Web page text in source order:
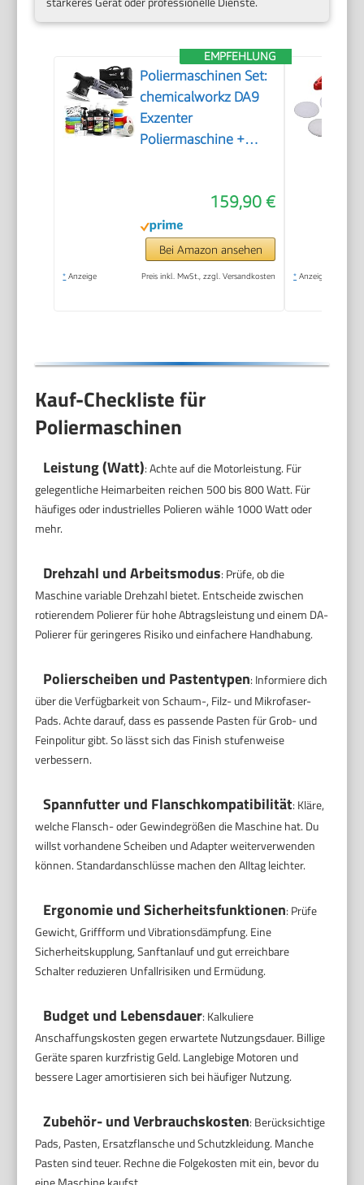
EMPFEHLUNG
Poliermaschinen Set:
chemicalworkz DA9
Exzenter
Poliermaschine +
Polierpads + Dr. Wack
Versiegelung für Lack
+ Zubehör | 20-teilig
159,90 €
Bei Amazon ansehen
* Anzeige Preis inkl. MwSt., zzgl. Versandkosten * Anzeige
Kauf-Checkliste für
Poliermaschinen
Leistung (Watt): Achte auf die Motorleistung. Für
gelegentliche Heimarbeiten reichen 500 bis 800 Watt. Für
häufiges oder industrielles Polieren wähle 1000 Watt oder
mehr.
Drehzahl und Arbeitsmodus: Prüfe, ob die
Maschine variable Drehzahl bietet. Entscheide zwischen
rotierendem Polierer für hohe Abtragsleistung und einem DA-
Polierer für geringeres Risiko und einfachere Handhabung.
Polierscheiben und Pastentypen: Informiere dich
über die Verfügbarkeit von Schaum-, Filz- und Mikrofaser-
Pads. Achte darauf, dass es passende Pasten für Grob- und
Feinpolitur gibt. So lässt sich das Finish stufenweise
verbessern.
Spannfutter und Flanschkompatibilität: Kläre,
welche Flansch- oder Gewindegrößen die Maschine hat. Du
willst vorhandene Scheiben und Adapter weiterverwenden
können. Standardanschlüsse machen den Alltag leichter.
Ergonomie und Sicherheitsfunktionen: Prüfe
Gewicht, Griffform und Vibrationsdämpfung. Eine
Sicherheitskupplung, Sanftanlauf und gut erreichbare
Schalter reduzieren Unfallrisiken und Ermüdung.
Budget und Lebensdauer: Kalkuliere
Anschaffungskosten gegen erwartete Nutzungsdauer. Billige
Geräte sparen kurzfristig Geld. Langlebige Motoren und
bessere Lager amortisieren sich bei häufiger Nutzung.
Zubehör- und Verbrauchskosten: Berücksichtige
Pads, Pasten, Ersatzflansche und Schutzkleidung. Manche
Pasten sind teuer. Rechne die Folgekosten mit ein, bevor du